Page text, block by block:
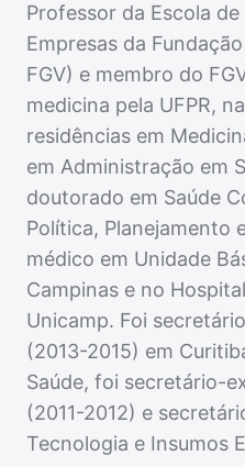
Professor da Escola
Empresas da
FGV) e membro do
medicina pela UFPR,
residências em
em Administração em
doutorado em Saúde
Política, Planejamento
médico em Unidade
Campinas e no
Unicamp. Foi
(2013-2015) em
Saúde, foi secretário-
(2011-2012) e
Tecnologia e Insumos